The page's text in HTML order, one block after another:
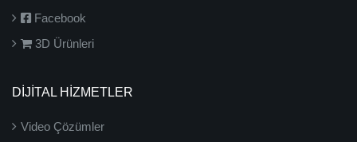
Facebook
3D Ürünleri
DİJİTAL HİZMETLER
Video Çözümler